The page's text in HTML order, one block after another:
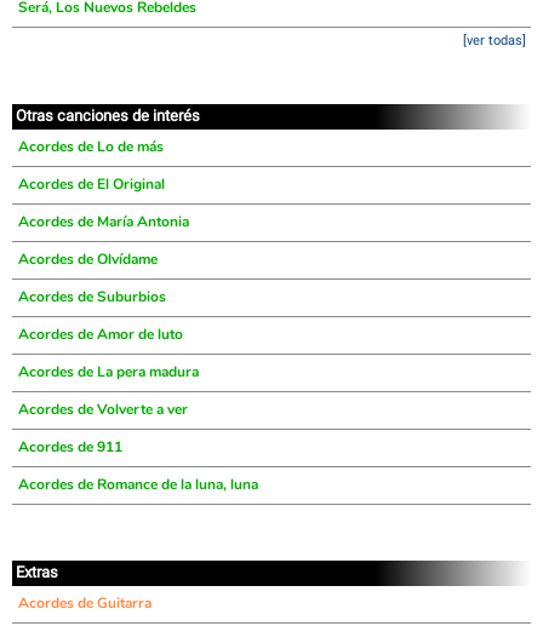
Será, Los Nuevos Rebeldes
[ver todas]
Otras canciones de interés
Acordes de Lo de más
Acordes de El Original
Acordes de María Antonia
Acordes de Olvídame
Acordes de Suburbios
Acordes de Amor de luto
Acordes de La pera madura
Acordes de Volverte a ver
Acordes de 911
Acordes de Romance de la luna, luna
Extras
Acordes de Guitarra